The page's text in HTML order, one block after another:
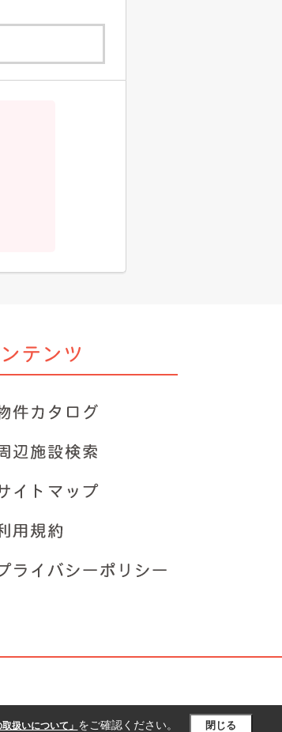
扱いについて」 をご確認ください。 閉じる